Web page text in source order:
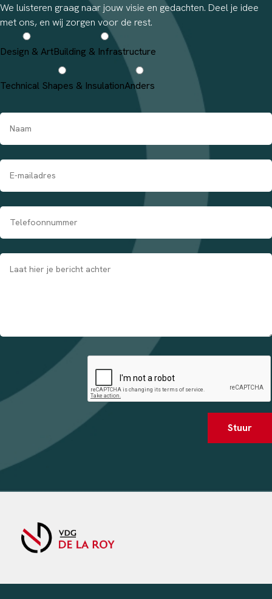
We luisteren graag naar jouw visie en gedachten. Deel je idee
met ons, en wij zorgen voor de rest.
Design & ArtBuilding & Infrastructure
Technical Shapes & InsulationAnders
Stuur